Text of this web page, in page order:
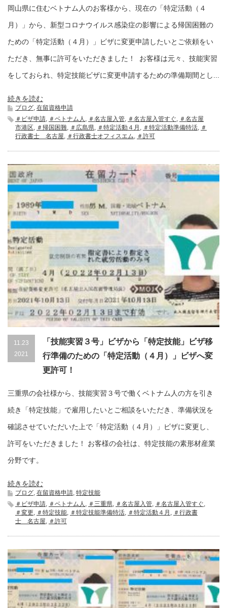
岡山県に住むベトナム人のお客様から、現在の「特定活動（４
月）」から、新型コロナウイルス感染症の影響による帰国困難の
ための「特定活動（４月）」ビザに変更申請したいとご依頼をい
ただき、無事に許可をいただきました！ お客様は元々、技能実習
をしておられ、特定技能ビザに変更申請するための準備期間とし...
続きを読む
ブログ, 在留資格申請
＃ビザ申請, ＃ベトナム人 , ＃名古屋入管, ＃名古屋入管すぐ, ＃名古屋
市港区, ＃帰国困難, ＃広島県, ＃特定活動４月 , ＃特定活動準備特活, ＃
行政書士 名古屋, ＃行政書士オフィスエム, ＃許可
11.23
2021
「技能実習３号」ビザから「特定技能」ビザ移
行準備のための「特定活動（４月）」ビザへ変
更許可！
三重県の会社様から、技能実習３号で働くベトナム人の方を引き
続き「特定技能」で雇用したいとご相談をいただき、準備状況を
確認させていただいた上で「特定活動（４月）」ビザに変更し、
許可をいただきました！ お客様の会社は、特定技能の素形材産業
分野です。
続きを読む
ブログ 在留資格申請 特定技能
＃ビザ申請
＃ベトナム人 ＃三重県 ＃名古屋入管 ＃名古屋入管すぐ
＃変更
＃特定技能 ＃特定技能準備特活 ＃特定活動４月
＃行政書
士 名古屋
＃許可